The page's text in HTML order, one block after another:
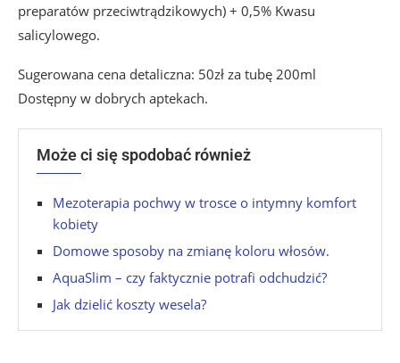
preparatów przeciwtrądzikowych) + 0,5% Kwasu
salicylowego.
Sugerowana cena detaliczna: 50zł za tubę 200ml
Dostępny w dobrych aptekach.
Może ci się spodobać również
Mezoterapia pochwy w trosce o intymny komfort
kobiety
Domowe sposoby na zmianę koloru włosów.
AquaSlim – czy faktycznie potrafi odchudzić?
Jak dzielić koszty wesela?